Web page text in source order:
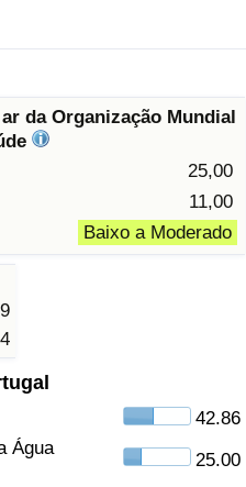
da Organização Mundial
25,00
11,00
Baixo a Moderado
42.86
Água
25.00
(Atual)
por País
(Atual)